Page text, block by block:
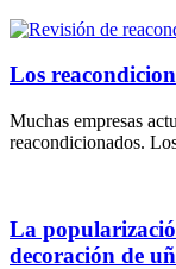
Los
Muchas empresas
reacondicionados.
La
decoración de